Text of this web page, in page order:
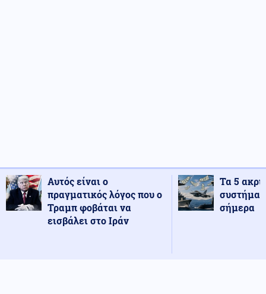
Αυτός είναι ο
πραγματικός λόγος που ο
Τραμπ φοβάται να
εισβάλει στο Ιράν
Τα 5
σήμερα